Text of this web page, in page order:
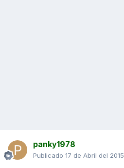
panky1978
Publicado 17 de Abril del 2015